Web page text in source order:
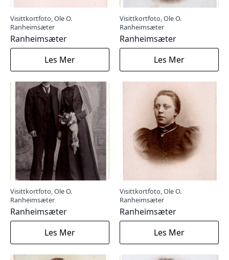
Visittkortfoto, Ole O.
Ranheimsæter
Ranheimsæter
Les Mer
Visittkortfoto, Ole O.
Ranheimsæter
Ranheimsæter
Les Mer
Visittkortfoto, Ole O.
Ranheimsæter
Ranheimsæter
Les Mer
Visittkortfoto, Ole O.
Ranheimsæter
Ranheimsæter
Les Mer